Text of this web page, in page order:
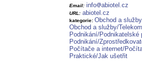
Email: info abiotel.cz
URL: abiotel.cz
kategorie: Obchod a
Obchod a služby/
Podnikání/Podnikatelské
Podnikání/
Počítače a internet/
Praktické/Jak ušetřit